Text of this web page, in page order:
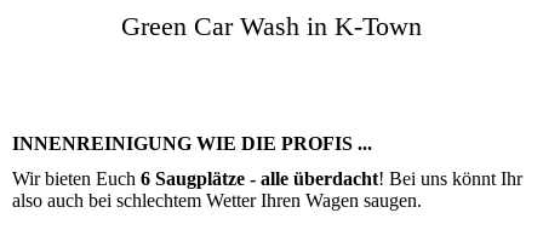
Green Car Wash in K-Town
INNENREINIGUNG WIE DIE PROFIS ...
Wir bieten Euch 6 Saugplätze - alle überdacht! Bei uns könnt Ihr
also auch bei schlechtem Wetter Ihren Wagen saugen.